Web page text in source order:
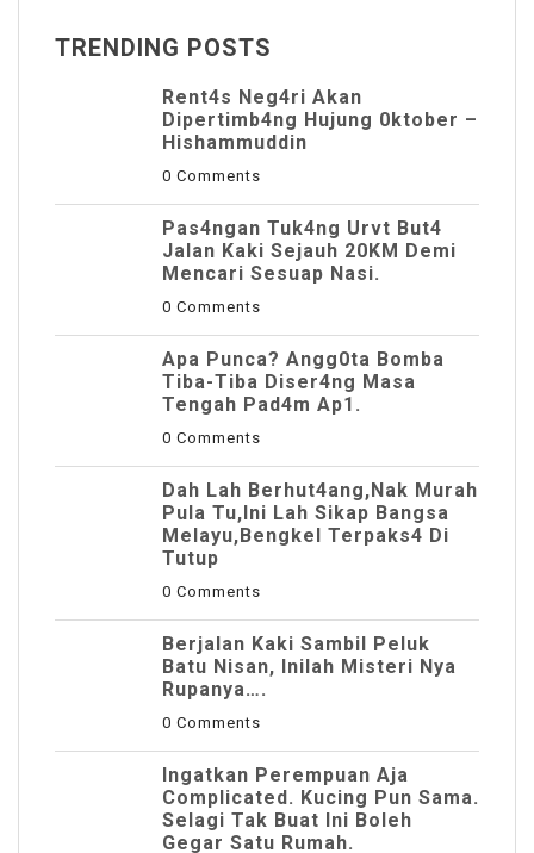
TRENDING POSTS
Rent4s Neg4ri Akan
Dipertimb4ng Hujung 0ktober –
Hishammuddin
0 Comments
Pas4ngan Tuk4ng Urvt But4
JaIan Kaki Sejauh 20KM Demi
Mencari Sesuap Nasi.
0 Comments
Apa Punca? Angg0ta Bomba
Tiba-Tiba Diser4ng Masa
Tengah Pad4m Ap1.
0 Comments
Dah Lah Berhut4ang,Nak Murah
Pula Tu,Ini Lah Sikap Bangsa
Melayu,Bengkel Terpaks4 Di
Tutup
0 Comments
Berjalan Kaki Sambil Peluk
Batu Nisan, Inilah Misteri Nya
Rupanya….
0 Comments
Ingatkan Perempuan Aja
Complicated. Kucing Pun Sama.
Selagi Tak Buat Ini Boleh
Gegar Satu Rumah.